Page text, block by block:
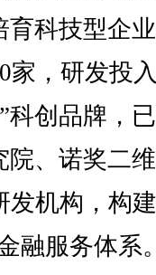
科技型企
家，研发投
科创品牌，
、诺奖二
发机构，构
融服务体系